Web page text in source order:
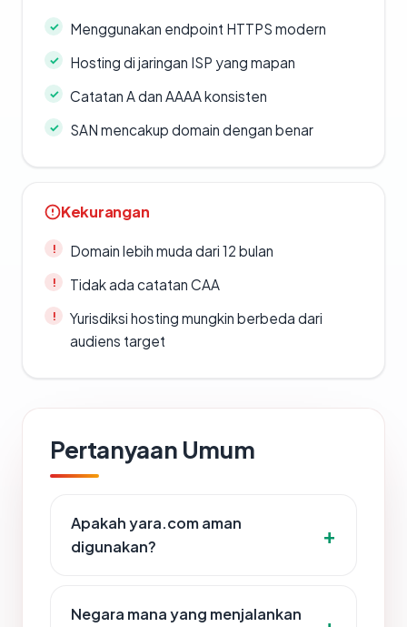
Menggunakan endpoint HTTPS modern
Hosting di jaringan ISP yang mapan
Catatan A dan AAAA konsisten
SAN mencakup domain dengan benar
Kekurangan
Domain lebih muda dari 12 bulan
Tidak ada catatan CAA
Yurisdiksi hosting mungkin berbeda dari
audiens target
Pertanyaan Umum
Apakah yara.com aman
digunakan?
Negara mana yang menjalankan